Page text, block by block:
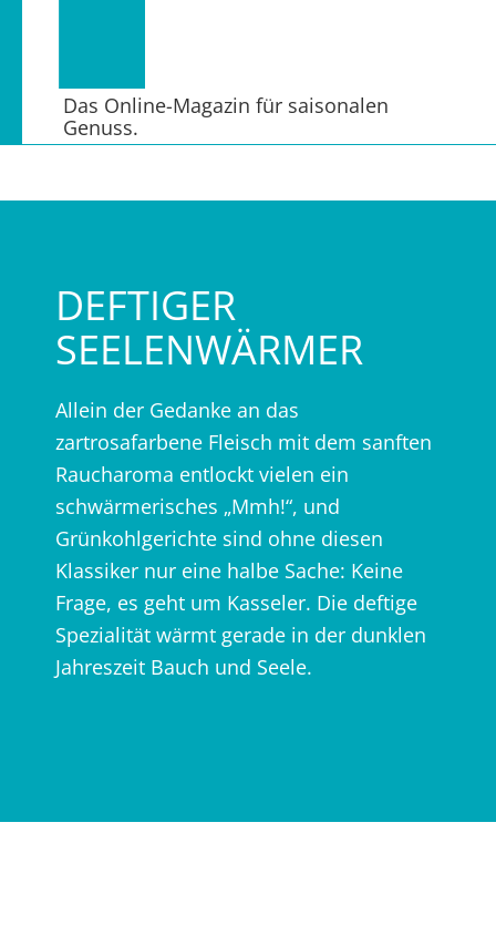
Das Online-Magazin für saisonalen
Genuss.
DEFTIGER
SEELENWÄRMER
Allein der Gedanke an das
zartrosafarbene Fleisch mit dem sanften
Raucharoma entlockt vielen ein
schwärmerisches „Mmh!“, und
Grünkohlgerichte sind ohne diesen
Klassiker nur eine halbe Sache: Keine
Frage, es geht um Kasseler. Die deftige
Spezialität wärmt gerade in der dunklen
Jahreszeit Bauch und Seele.